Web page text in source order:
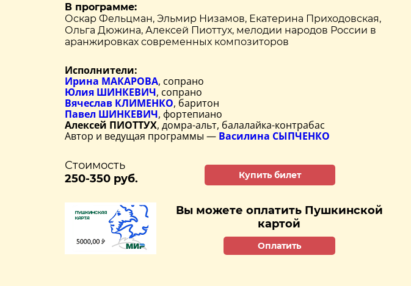
В программе:
Оскар Фельцман, Эльмир Низамов, Екатерина Приходовская,
Ольга Дюжина, Алексей Пиоттух, мелодии народов России в
аранжировках современных композиторов
Исполнители:
Ирина МАКАРОВА, сопрано
Юлия ШИНКЕВИЧ, сопрано
Вячеслав КЛИМЕНКО, баритон
Павел ШИНКЕВИЧ, фортепиано
Алексей ПИОТТУХ, домра-альт, балалайка-контрабас
Автор и ведущая программы — Василина СЫПЧЕНКО
Стоимость
250-350 руб.
Купить билет
Вы можете оплатить Пушкинской
картой
Оплатить